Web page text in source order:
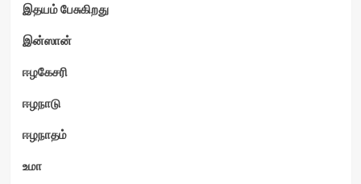
இதயம் பேசுகிறது
இன்ஸான்
ஈழகேசரி
ஈழநாடு
ஈழநாதம்
உமா